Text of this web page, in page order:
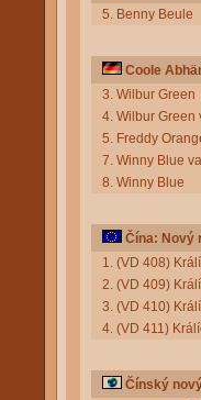
5. Benny Beule
Coole
3. Wilbur Green
4. Wilbur Green
5. Freddy
7. Winny Blue
8. Winny Blue
Čína: Nový
1. (VD 408)
2. (VD 409)
3. (VD 410)
4. (VD 411)
Čínský